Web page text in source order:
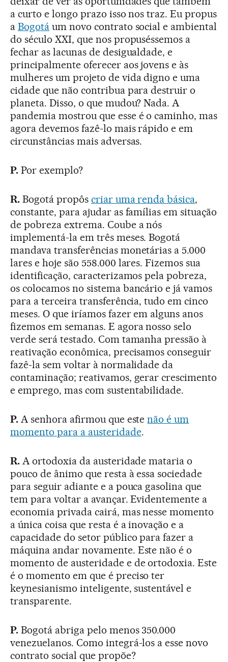
a curto e longo prazo isso nos traz. Eu propus
a Bogotáum novo contrato social e ambiental
do século XXI, que nos propuséssemos a
fechar as lacunas de desigualdade, e
principalmente oferecer aos jovens e às
mulheres um projeto de vida digno e uma
cidade que não contribua para destruir o
planeta. Disso, o que mudou? Nada. A
pandemia mostrou que esse é o caminho, mas
agora devemos fazê-lo mais rápido e em
circunstâncias mais adversas.
P.Por exemplo?
R.Bogotá propôs criar uma renda básica,
constante, para ajudar as famílias em situação
de pobreza extrema. Coube a nós
implementá-la em três meses. Bogotá
mandava transferências monetárias a 5.000
lares e hoje são 558.000 lares. Fizemos sua
identificação, caracterizamos pela pobreza,
os colocamos no sistema bancário e já vamos
para a terceira transferência, tudo em cinco
meses. O que iríamos fazer em alguns anos
fizemos em semanas. E agora nosso selo
verde será testado. Com tamanha pressão à
reativação econômica, precisamos conseguir
fazê-la sem voltar à normalidade da
contaminação; reativamos, gerar crescimento
e emprego, mas com sustentabilidade.
P.A senhora afirmou que estenão é um
momento para a austeridade.
R.A ortodoxia da austeridade mataria o
pouco de ânimo que resta à essa sociedade
para seguir adiante e a pouca gasolina que
tem para voltar a avançar. Evidentemente a
economia privada cairá, mas nesse momento
a única coisa que resta é a inovação e a
capacidade do setor público para fazer a
máquina andar novamente. Este não é o
momento de austeridade e de ortodoxia. Este
é o momento em que é preciso ter
keynesianismo inteligente, sustentável e
transparente.
P.Bogotá abriga pelo menos 350.000
venezuelanos. Como integrá-los a esse novo
contrato social que propõe?